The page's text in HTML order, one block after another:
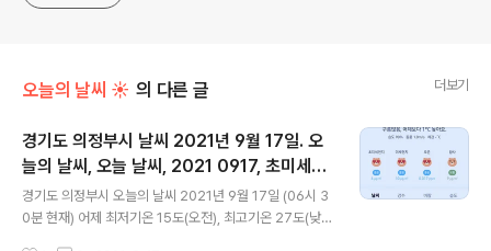
오늘의 날씨 ☀ 의 다른 글 더보기
경기도 의정부시 날씨 2021년 9월 17일. 오
늘의 날씨, 오늘 날씨, 2021 0917, 초미세먼
지, 미세먼지, 황사, 자외선
경기도 의정부시 오늘의 날씨 2021년 9월 17일 (06시 3
0분 현재) 어제 최저기온 15도(오전), 최고기온 27도(낮)